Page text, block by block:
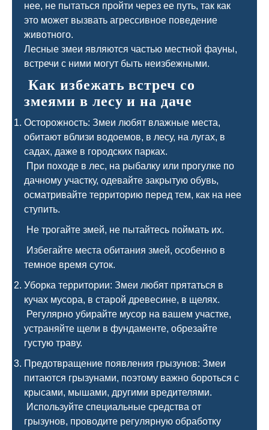
нее, не пытаться пройти через ее путь, так как
это может вызвать агрессивное поведение
животного.
Лесные змеи являются частью местной фауны,
встречи с ними могут быть неизбежными.
Как избежать встреч со
змеями в лесу и на даче
Осторожность: Змеи любят влажные места,
обитают вблизи водоемов, в лесу, на лугах, в
садах, даже в городских парках.
При походе в лес, на рыбалку или прогулке по
дачному участку, одевайте закрытую обувь,
осматривайте территорию перед тем, как на нее
ступить.
Не трогайте змей, не пытайтесь поймать их.
Избегайте места обитания змей, особенно в
темное время суток.
Уборка территории: Змеи любят прятаться в
кучах мусора, в старой древесине, в щелях.
Регулярно убирайте мусор на вашем участке,
устраняйте щели в фундаменте, обрезайте
густую траву.
Предотвращение появления грызунов: Змеи
питаются грызунами, поэтому важно бороться с
крысами, мышами, другими вредителями.
Используйте специальные средства от
грызунов, проводите регулярную обработку